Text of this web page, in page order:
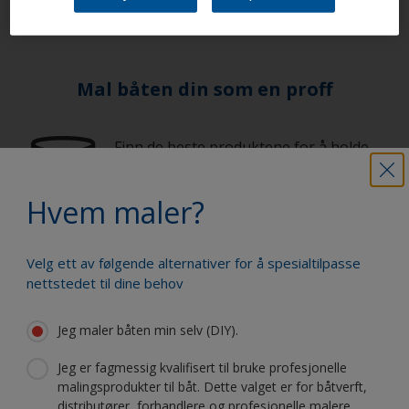
Hvem maler?
Velg ett av følgende alternativer for å spesialtilpasse
nettstedet til dine behov
Jeg maler båten min selv (DIY).
Jeg er fagmessig kvalifisert til bruke profesjonelle
malingsprodukter til båt. Dette valget er for båtverft,
Mal båten din som en proff
Finn de beste produktene for å holde
Få all den støtten du trenger til føle
deg trygg på å male selv
Dra fordel av vår stadige nyskapning
og vitenskapelige kompetanse